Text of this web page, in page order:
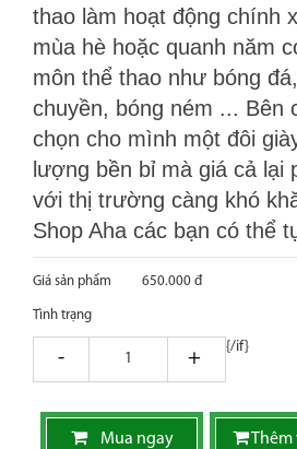
thao làm hoạt động chính
mùa hè hoặc quanh năm
môn thể thao như bóng
chuyền, bóng ném ... Bên
chọn cho mình một đôi
lượng bền bỉ mà giá cả lại
với thị trường càng khó
Shop Aha các bạn có thể
Giá sản phẩm 650.000 đ
Tình trạng
giam tang
{/if}
Mua ngay
Thêm